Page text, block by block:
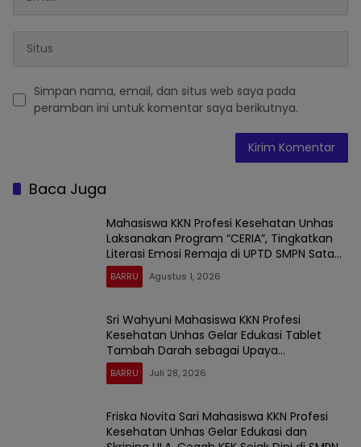
Simpan nama, email, dan situs web saya pada
peramban ini untuk komentar saya berikutnya.
Baca Juga
Mahasiswa KKN Profesi Kesehatan Unhas
Laksanakan Program “CERIA”, Tingkatkan
Literasi Emosi Remaja di UPTD SMPN Satap
9 Barru
BARRU Agustus 1, 2026
Sri Wahyuni Mahasiswa KKN Profesi
Kesehatan Unhas Gelar Edukasi Tablet
Tambah Darah sebagai Upaya
Pencegahan Stunting Sejak Dini di UPTD
SMP Negeri Satap 9 Barru
BARRU Juli 28, 2026
Friska Novita Sari Mahasiswa KKN Profesi
Kesehatan Unhas Gelar Edukasi dan